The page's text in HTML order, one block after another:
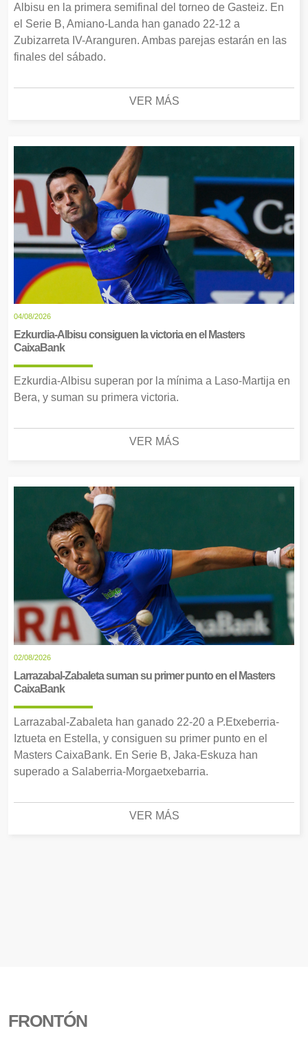
Albisu en la primera semifinal del torneo de Gasteiz. En
el Serie B, Amiano-Landa han ganado 22-12 a
Zubizarreta IV-Aranguren. Ambas parejas estarán en las
finales del sábado.
VER MÁS
04/08/2026
Ezkurdia-Albisu consiguen la victoria en el Masters
CaixaBank
Ezkurdia-Albisu superan por la mínima a Laso-Martija en
Bera, y suman su primera victoria.
VER MÁS
02/08/2026
Larrazabal-Zabaleta suman su primer punto en el Masters
CaixaBank
Larrazabal-Zabaleta han ganado 22-20 a P.Etxeberria-
Iztueta en Estella, y consiguen su primer punto en el
Masters CaixaBank. En Serie B, Jaka-Eskuza han
superado a Salaberria-Morgaetxebarria.
VER MÁS
FRONTÓN